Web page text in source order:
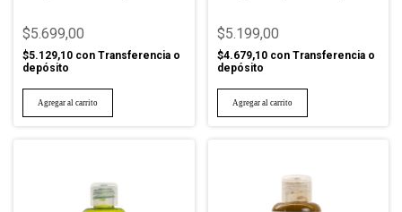
$5.699,00
$5.129,10 con Transferencia o
depósito
$5.199,00
$4.679,10 con Transferencia o
depósito